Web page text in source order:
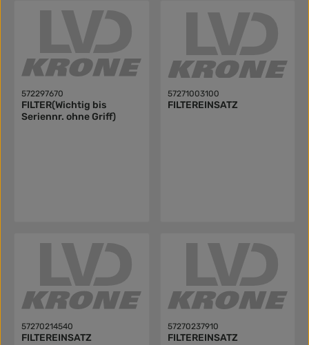
572297670
FILTER(Wichtig bis
Seriennr. ohne Griff)
57271003100
FILTEREINSATZ
57270214540
FILTEREINSATZ
57270237910
FILTEREINSATZ